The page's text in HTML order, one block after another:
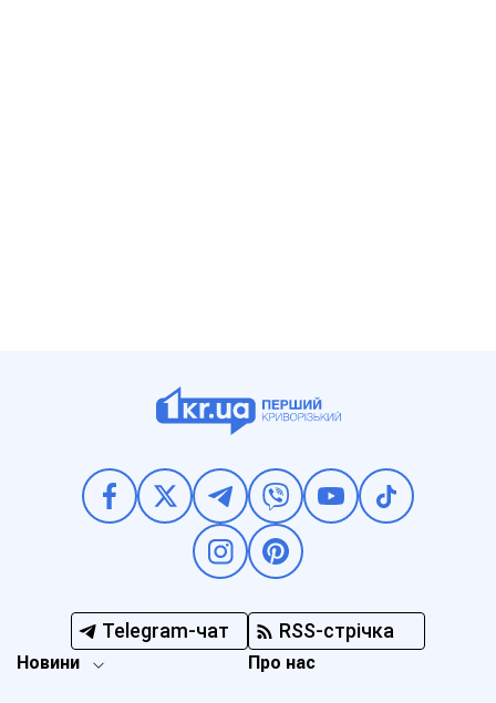
Telegram-чат RSS-стрічка
Новини Про нас